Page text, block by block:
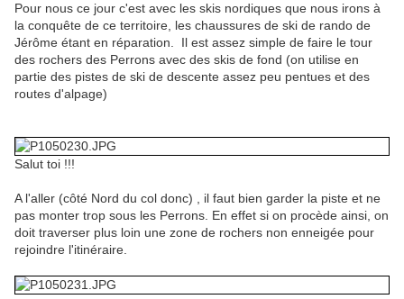
Pour nous ce jour c'est avec les skis nordiques que nous irons à
la conquête de ce territoire, les chaussures de ski de rando de
Jérôme étant en réparation. Il est assez simple de faire le tour
des rochers des Perrons avec des skis de fond (on utilise en
partie des pistes de ski de descente assez peu pentues et des
routes d'alpage)
Salut toi !!!
A l'aller (côté Nord du col donc) , il faut bien garder la piste et ne
pas monter trop sous les Perrons. En effet si on procède ainsi, on
doit traverser plus loin une zone de rochers non enneigée pour
rejoindre l'itinéraire.